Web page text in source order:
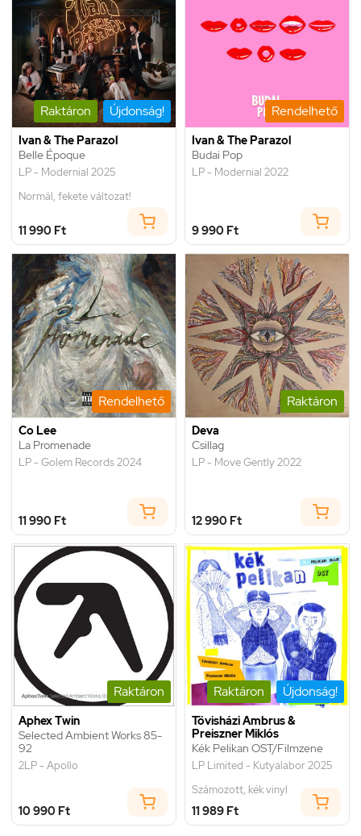
Raktáron Újdonság!
Ivan & The Parazol
Belle Époque
LP - Modernial 2025
Normál, fekete változat!
11 990 Ft
Rendelhető
Ivan & The Parazol
Budai Pop
LP - Modernial 2022
9 990 Ft
Rendelhető
Co Lee
La Promenade
LP - Golem Records 2024
11 990 Ft
Raktáron
Deva
Csillag
LP - Move Gently 2022
12 990 Ft
Raktáron
Aphex Twin
Selected Ambient Works 85-
92
2LP - Apollo
10 990 Ft
Raktáron Újdonság!
Tövisházi Ambrus &
Preiszner Miklós
Kék Pelikan OST/Filmzene
LP Limited - Kutyalabor 2025
Számozott, kék vinyl
11 989 Ft